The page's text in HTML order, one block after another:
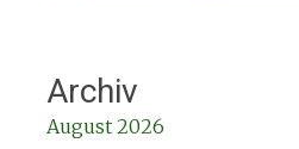
Archiv
August 2026